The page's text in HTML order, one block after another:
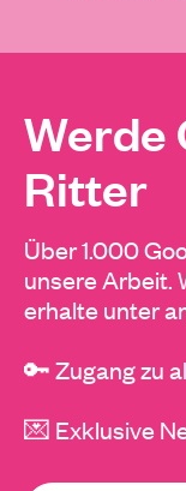
Werde
Ritter
Über 1.000
unsere Arbeit.
erhalte unter
🔑 Zugang zu
💌 Exklusive